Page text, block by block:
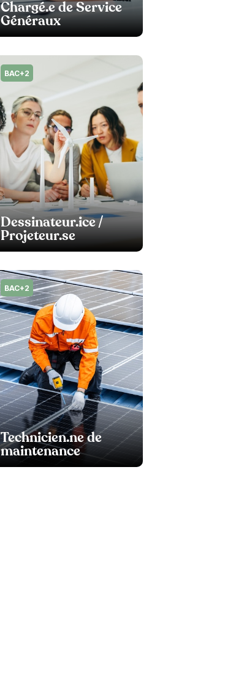
Chargé.e de Service
Généraux
BAC+2
Dessinateur.ice /
Projeteur.se
BAC+2
Technicien.ne de
maintenance